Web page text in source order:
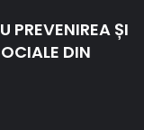
PREVENIREA ȘI
DIN